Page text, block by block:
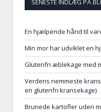
SENESTE INDLÆG PÅ
En hjælpende hånd til
Min mor har udviklet en
Glutenfri æblekage med
Verdens nemmeste
en glutenfri kransekage)
Brunede kartofler uden